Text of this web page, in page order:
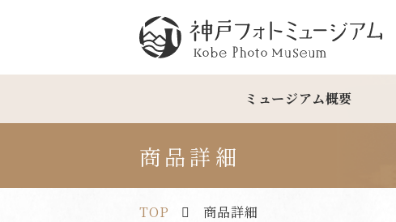
ミュージアム概要
商品詳細
TOP 商品詳細